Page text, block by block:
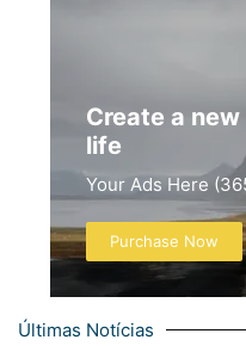
Create a
life
Your Ads Here
Purchase Now
Últimas Notícias